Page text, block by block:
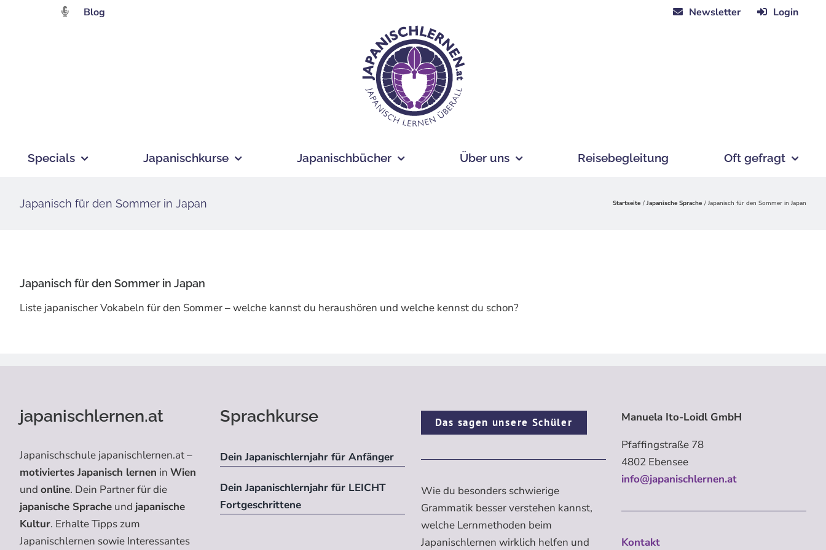
Blog Newsletter Login
Specials Japanischkurse Japanischbücher Über uns Reisebegleitung Oft gefragt
Japanisch für den Sommer in Japan Startseite Japanische Sprache Japanisch für den Sommer in Japan
Japanisch für den Sommer in Japan
Liste japanischer Vokabeln für den Sommer – welche kannst du heraushören und welche kennst du schon?
japanischlernen.at
Japanischschule japanischlernen.at –
motiviertes Japanisch lernen in Wien
und online. Dein Partner für die
japanische Spracheund japanische
Kultur. Erhalte Tipps zum
Japanischlernen sowie Interessantes
Sprachkurse
Dein Japanischlernjahr für Anfänger
Dein Japanischlernjahr für LEICHT
Fortgeschrittene
Das sagen unsere Schüler
Wie du besonders schwierige
Grammatik besser verstehen kannst,
welche Lernmethoden beim
Japanischlernen wirklich helfen und
Manuela Ito-Loidl GmbH
Pfaffingstraße 78
4802 Ebensee
info@japanischlernen.at
Kontakt